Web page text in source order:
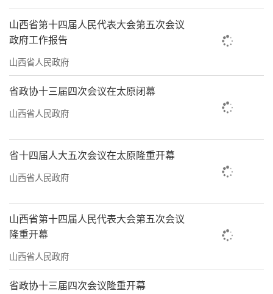
山西省第十四届人民代表大会第五次会议
政府工作报告
山西省人民政府
省政协十三届四次会议在太原闭幕
山西省人民政府
省十四届人大五次会议在太原隆重开幕
山西省人民政府
山西省第十四届人民代表大会第五次会议
隆重开幕
山西省人民政府
省政协十三届四次会议隆重开幕